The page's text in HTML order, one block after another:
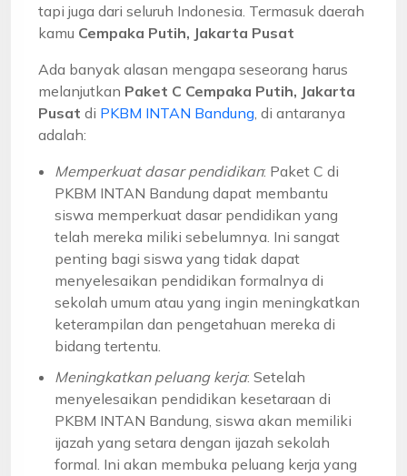
tapi juga dari seluruh Indonesia. Termasuk daerah
kamu Cempaka Putih, Jakarta Pusat
Ada banyak alasan mengapa seseorang harus
melanjutkan Paket C Cempaka Putih, Jakarta
Pusat di PKBM INTAN Bandung , di antaranya
adalah:
Memperkuat dasar pendidikan: Paket C di
PKBM INTAN Bandung dapat membantu
siswa memperkuat dasar pendidikan yang
telah mereka miliki sebelumnya. Ini sangat
penting bagi siswa yang tidak dapat
menyelesaikan pendidikan formalnya di
sekolah umum atau yang ingin meningkatkan
keterampilan dan pengetahuan mereka di
bidang tertentu.
Meningkatkan peluang kerja: Setelah
menyelesaikan pendidikan kesetaraan di
PKBM INTAN Bandung, siswa akan memiliki
ijazah yang setara dengan ijazah sekolah
formal. Ini akan membuka peluang kerja yang